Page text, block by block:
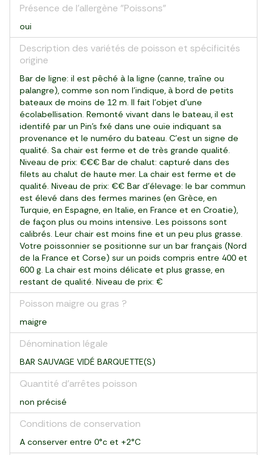
Présence de l'allergène "Poissons"
oui
Description des variétés de poisson et spécificités
origine
Bar de ligne: il est pêché à la ligne (canne, traîne ou
palangre), comme son nom l’indique, à bord de petits
bateaux de moins de 12 m. Il fait l’objet d’une
écolabellisation. Remonté vivant dans le bateau, il est
identifé par un Pin’s fxé dans une ouïe indiquant sa
provenance et le numéro du bateau. C’est un signe de
qualité. Sa chair est ferme et de très grande qualité.
Niveau de prix: €€€ Bar de chalut: capturé dans des
filets au chalut de haute mer. La chair est ferme et de
qualité. Niveau de prix: €€ Bar d’élevage: le bar commun
est élevé dans des fermes marines (en Grèce, en
Turquie, en Espagne, en Italie, en France et en Croatie),
de façon plus ou moins intensive. Les poissons sont
calibrés. Leur chair est moins fine et un peu plus grasse.
Votre poissonnier se positionne sur un bar français (Nord
de la France et Corse) sur un poids compris entre 400 et
600 g. La chair est moins délicate et plus grasse, en
restant de qualité. Niveau de prix: €
Poisson maigre ou gras ?
maigre
Dénomination légale
BAR SAUVAGE VIDÉ BARQUETTE(S)
Quantité d'arrêtes poisson
non précisé
Conditions de conservation
A conserver entre 0°c et +2°C